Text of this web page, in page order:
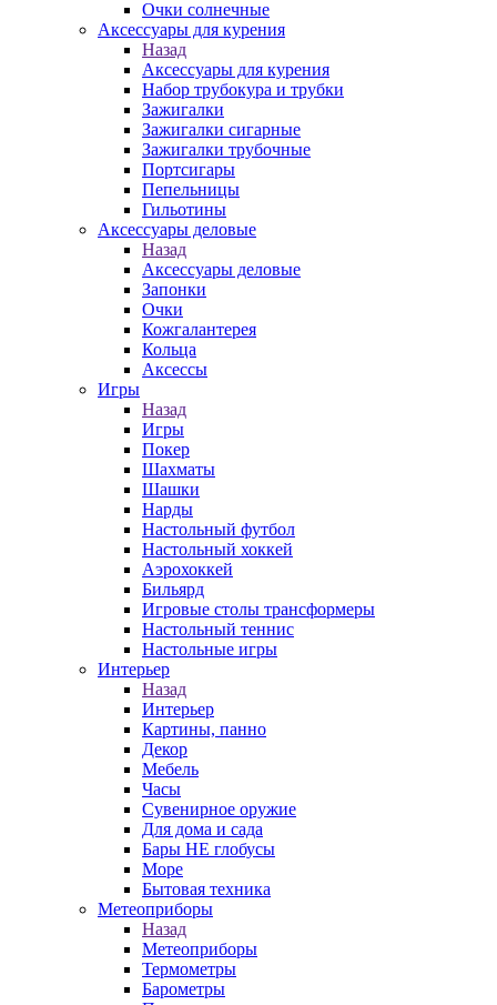
Очки солнечные
Аксессуары для курения
Назад
Аксессуары для курения
Набор трубокура и трубки
Зажигалки
Зажигалки сигарные
Зажигалки трубочные
Портсигары
Пепельницы
Гильотины
Аксессуары деловые
Назад
Аксессуары деловые
Запонки
Очки
Кожгалантерея
Кольца
Аксессы
Игры
Назад
Игры
Покер
Шахматы
Шашки
Нарды
Настольный футбол
Настольный хоккей
Аэрохоккей
Бильярд
Игровые столы трансформеры
Настольный теннис
Настольные игры
Интерьер
Назад
Интерьер
Картины, панно
Декор
Мебель
Часы
Сувенирное оружие
Для дома и сада
Бары НЕ глобусы
Море
Бытовая техника
Метеоприборы
Назад
Метеоприборы
Термометры
Барометры